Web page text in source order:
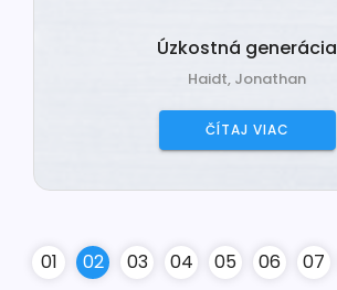
Úzkostná generácia
Haidt, Jonathan
ČÍTAJ VIAC
01 02 03 04 05 06 07